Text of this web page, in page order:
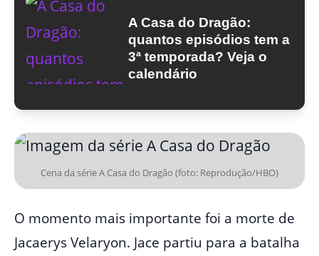
A Casa do Dragão:
quantos episódios tem a
3ª temporada? Veja o
calendário
Cena da série A Casa do Dragão (foto: Reprodução/HBO)
O momento mais importante foi a morte de
Jacaerys Velaryon. Jace partiu para a batalha